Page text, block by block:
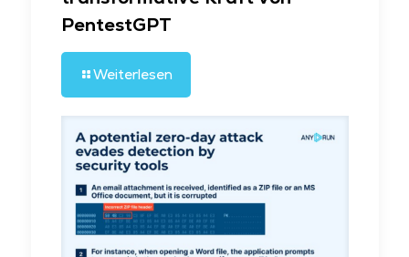
PentestGPT
Weiterlesen